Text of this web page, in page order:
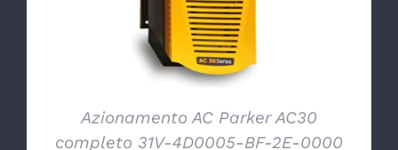
Azionamento AC Parker AC30
completo 31V-4D0005-BF-2E-0000